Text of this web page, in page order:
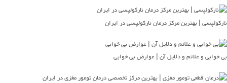
نارکولپسی | بهترین مرکز درمان نارکولپسی در ایران
بی خوابی و علائم و دلایل آن | عوارض بی خوابی